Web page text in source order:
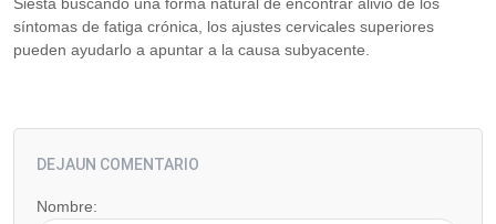
síntomas de fatiga crónica, los ajustes cervicales superiores
pueden ayudarlo a apuntar a la causa subyacente.
DEJAUN COMENTARIO
Nombre: